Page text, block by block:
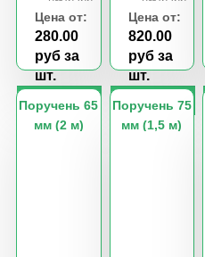
Цена от:
280.00
руб за
шт.
Цена от:
820.00
руб за
шт.
Поручень 65
мм (2 м)
Поручень 75
мм (1,5 м)